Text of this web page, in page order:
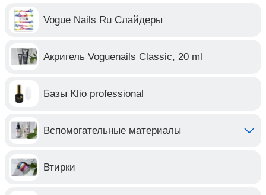
Vogue Nails Ru Слайдеры
Акригель Voguenails Classic, 20 ml
Базы Klio professional
Вспомогательные материалы
Втирки